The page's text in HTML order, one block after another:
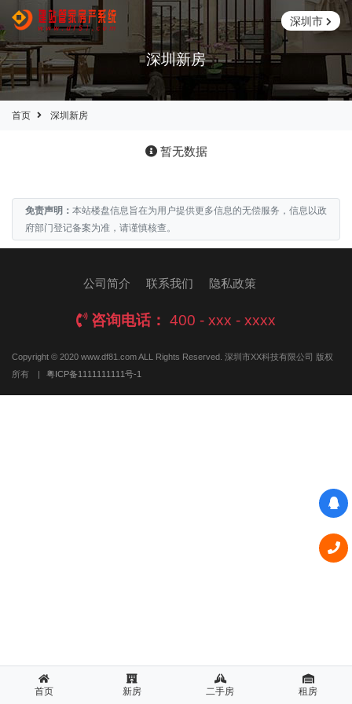
深圳市
深圳新房
首页 深圳新房
暂无数据
免责声明： 本站楼盘信息旨在为用户提供更多信息的无偿服务，信息以政
府部门登记备案为准，请谨慎核查。
公司简介 联系我们 隐私政策
咨询电话： 400 - xxx - xxxx
Copyright © 2020 www.df81.com ALL Rights Reserved. 深圳市XX科技有限公司 版权
所有
| 粤ICP备1111111111号-1
首页 新房 二手房 租房